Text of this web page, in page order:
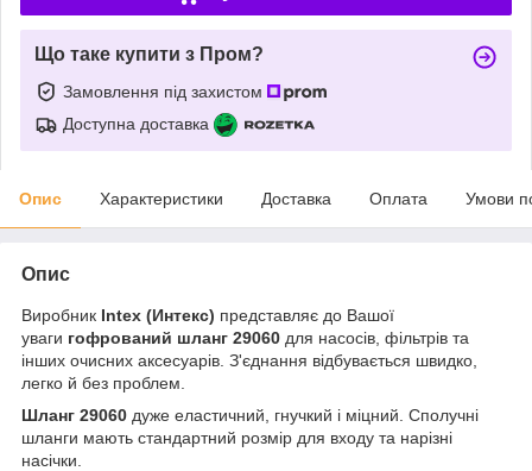
Що таке купити з Пром?
Замовлення під захистом
Доступна доставка
Опис Характеристики Доставка Оплата Умови
Опис
Виробник Intex (Интекс) представляє до Вашої
уваги гофрований шланг 29060 для насосів, фільтрів та
інших очисних аксесуарів. З'єднання відбувається швидко,
легко й без проблем.
Шланг 29060 дуже еластичний, гнучкий і міцний. Сполучні
шланги мають стандартний розмір для входу та нарізні
насічки.